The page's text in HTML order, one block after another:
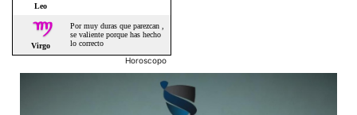
Horoscopo